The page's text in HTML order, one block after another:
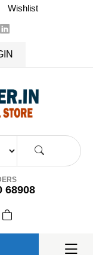
Wishlist
68908